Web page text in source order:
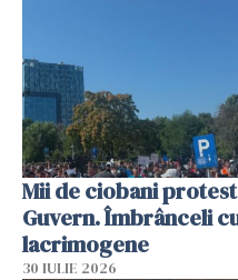
Mii de ciobani
Guvern. Îmbrânceli
lacrimogene
30 IULIE 2026